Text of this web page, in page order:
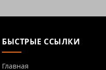
БЫСТРЫЕ ССЫЛКИ
Главная